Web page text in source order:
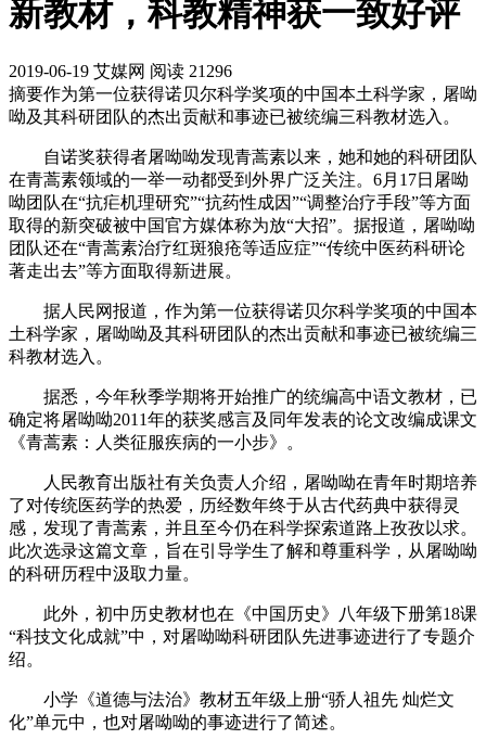
新教材，科教精神获一致好评
2019-06-19 艾媒网 阅读 21296
摘要作为第一位获得诺贝尔科学奖项的中国本土科学家，屠呦
呦及其科研团队的杰出贡献和事迹已被统编三科教材选入。
自诺奖获得者屠呦呦发现青蒿素以来，她和她的科研团队
在青蒿素领域的一举一动都受到外界广泛关注。6月17日屠呦
呦团队在“抗疟机理研究”“抗药性成因”“调整治疗手段”等方面
取得的新突破被中国官方媒体称为放“大招”。据报道，屠呦呦
团队还在“青蒿素治疗红斑狼疮等适应症”“传统中医药科研论
著走出去”等方面取得新进展。
据人民网报道，作为第一位获得诺贝尔科学奖项的中国本
土科学家，屠呦呦及其科研团队的杰出贡献和事迹已被统编三
科教材选入。
据悉，今年秋季学期将开始推广的统编高中语文教材，已
确定将屠呦呦2011年的获奖感言及同年发表的论文改编成课文
《青蒿素：人类征服疾病的一小步》。
人民教育出版社有关负责人介绍，屠呦呦在青年时期培养
了对传统医药学的热爱，历经数年终于从古代药典中获得灵
感，发现了青蒿素，并且至今仍在科学探索道路上孜孜以求。
此次选录这篇文章，旨在引导学生了解和尊重科学，从屠呦呦
的科研历程中汲取力量。
此外，初中历史教材也在《中国历史》八年级下册第18课
“科技文化成就”中，对屠呦呦科研团队先进事迹进行了专题介
绍。
小学《道德与法治》教材五年级上册“骄人祖先 灿烂文
化”单元中，也对屠呦呦的事迹进行了简述。